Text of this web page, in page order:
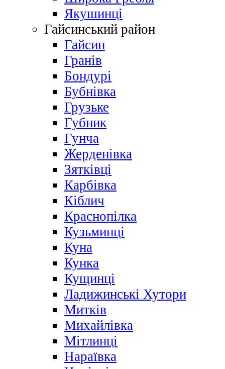
Якушинці
Гайсинський район
Гайсин
Гранів
Бондурі
Бубнівка
Грузьке
Губник
Гунча
Жерденівка
Зятківці
Карбівка
Кіблич
Краснопілка
Кузьминці
Куна
Кунка
Кущинці
Ладижинські Хутори
Митків
Михайлівка
Мітлинці
Нараївка